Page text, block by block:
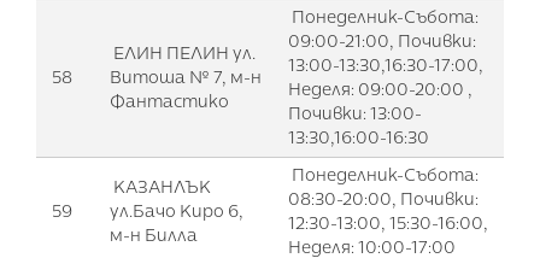
58
ЕЛИН ПЕЛИН ул.
Витоша № 7, м-н
Фантастико
Понеделник-Събота:
09:00-21:00, Почивки:
13:00-13:30,16:30-17:00,
Неделя: 09:00-20:00 ,
Почивки: 13:00-
13:30,16:00-16:30
59
КАЗАНЛЪК
ул.Бачо Киро 6,
м-н Билла
Понеделник-Събота:
08:30-20:00, Почивки:
12:30-13:00, 15:30-16:00,
Неделя: 10:00-17:00